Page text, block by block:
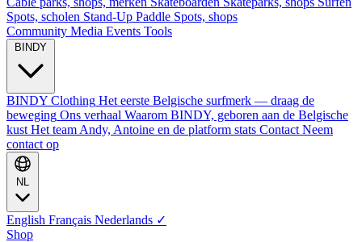
Spots, scholen Stand-Up Paddle Spots, shops
Community Media Events Tools
BINDY Clothing Het eerste Belgische surfmerk — draag de
beweging Ons verhaal Waarom BINDY, geboren aan de Belgische
kust Het team Andy, Antoine en de platform stats Contact Neem
contact op
English Français Nederlands ✓
Shop